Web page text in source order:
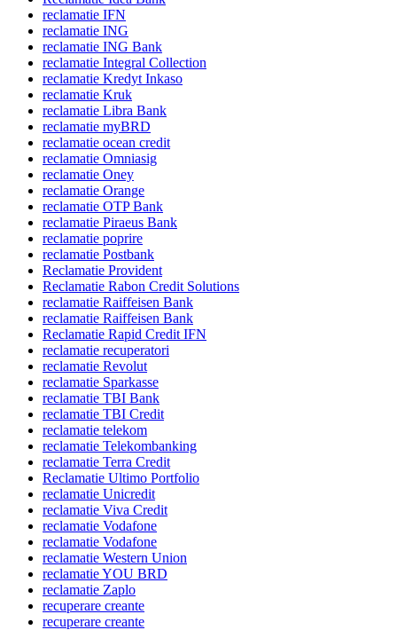
reclamatie IFN
reclamatie ING
reclamatie ING Bank
reclamatie Integral Collection
reclamatie Kredyt Inkaso
reclamatie Kruk
reclamatie Libra Bank
reclamatie myBRD
reclamatie ocean credit
reclamatie Omniasig
reclamatie Oney
reclamatie Orange
reclamatie OTP Bank
reclamatie Piraeus Bank
reclamatie poprire
reclamatie Postbank
Reclamatie Provident
Reclamatie Rabon Credit Solutions
reclamatie Raiffeisen Bank
reclamatie Raiffeisen Bank
Reclamatie Rapid Credit IFN
reclamatie recuperatori
reclamatie Revolut
reclamatie Sparkasse
reclamatie TBI Bank
reclamatie TBI Credit
reclamatie telekom
reclamatie Telekombanking
reclamatie Terra Credit
Reclamatie Ultimo Portfolio
reclamatie Unicredit
reclamatie Viva Credit
reclamatie Vodafone
reclamatie Vodafone
reclamatie Western Union
reclamatie YOU BRD
reclamatie Zaplo
recuperare creante
recuperare creante